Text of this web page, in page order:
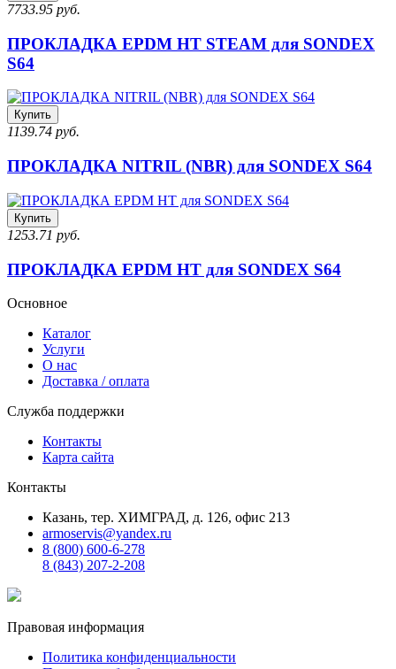
7733.95 руб.
ПРОКЛАДКА EPDM HT STEAM для SONDEX
S64
Купить
1139.74 руб.
ПРОКЛАДКА NITRIL (NBR) для SONDEX S64
Купить
1253.71 руб.
ПРОКЛАДКА EPDM HT для SONDEX S64
Основное
Каталог
Услуги
О нас
Доставка / оплата
Служба поддержки
Контакты
Карта сайта
Контакты
Казань, тер. ХИМГРАД, д. 126, офис 213
armoservis@yandex.ru
8 (800) 600-6-278
8 (843) 207-2-208
Правовая информация
Политика конфиденциальности